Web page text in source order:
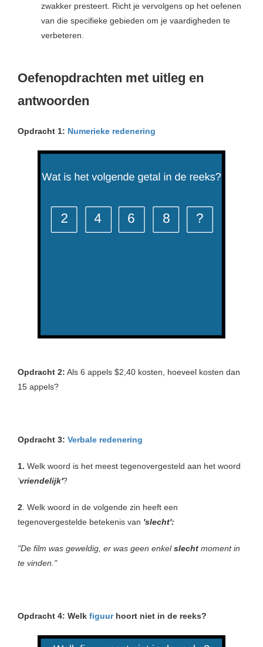
zwakker presteert. Richt je vervolgens op het oefenen
van die specifieke gebieden om je vaardigheden te
verbeteren.
Oefenopdrachten met uitleg en
antwoorden
Opdracht 1: Numerieke redenering
Opdracht 2: Als 6 appels $2,40 kosten, hoeveel kosten dan
15 appels?
Opdracht 3: Verbale redenering
1. Welk woord is het meest tegenovergesteld aan het woord
'vriendelijk'?
2 . Welk woord in de volgende zin heeft een
tegenovergestelde betekenis van 'slecht':
"De film was geweldig, er was geen enkelslecht moment in
te vinden."
Opdracht 4: Welk figuurhoort niet in de reeks?